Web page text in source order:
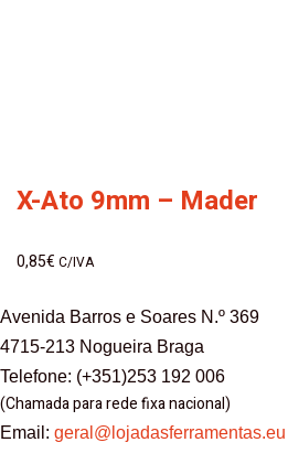
X-Ato 9mm – Mader
0,85€ C/IVA
Avenida Barros e Soares N.º 369
4715-213 Nogueira Braga
Telefone: (+351)253 192 006
(Chamada para rede fixa nacional)
Email: geral@lojadasferramentas.eu